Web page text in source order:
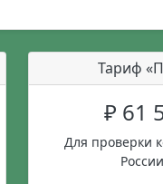
Тариф
₽ 61
Для проверки